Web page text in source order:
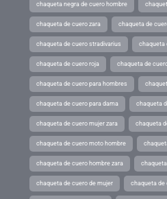
chaqueta negra de cuero hombre
chaqueta de cuero zara chaqueta de
chaqueta de cuero stradivarius chaqueta
chaqueta de cuero roja chaqueta de
chaqueta de cuero para hombres
chaqueta de cuero para dama chaqueta
chaqueta de cuero mujer zara chaqueta
chaqueta de cuero moto hombre
chaqueta de cuero hombre zara
chaqueta de cuero de mujer chaqueta de